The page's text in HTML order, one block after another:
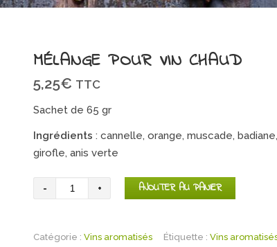
MÉLANGE POUR VIN CHAUD
5,25€ TTC
Sachet de 65 gr
Ingrédients : cannelle, orange, muscade,
girofle, anis verte
quantité
de
pour
AJOUTER AU PANIER
Catégorie : Vins aromatisés Étiquette : Vins